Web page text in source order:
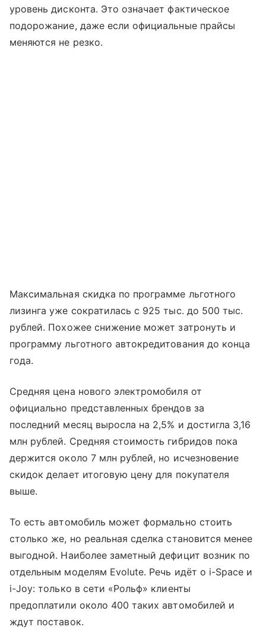
уровень дисконта. Это означает фактическое
подорожание, даже если официальные прайсы
меняются не резко.
Максимальная скидка по программе льготного
лизинга уже сократилась с 925 тыс. до 500 тыс.
рублей. Похожее снижение может затронуть и
программу льготного автокредитования до конца
года.
Средняя цена нового электромобиля от
официально представленных брендов за
последний месяц выросла на 2,5% и достигла 3,16
млн рублей. Средняя стоимость гибридов пока
держится около 7 млн рублей, но исчезновение
скидок делает итоговую цену для покупателя
выше.
То есть автомобиль может формально стоить
столько же, но реальная сделка становится менее
выгодной. Наиболее заметный дефицит возник по
отдельным моделям Evolute. Речь идёт о i-Space и
i-Joy: только в сети «Рольф» клиенты
предоплатили около 400 таких автомобилей и
ждут поставок.